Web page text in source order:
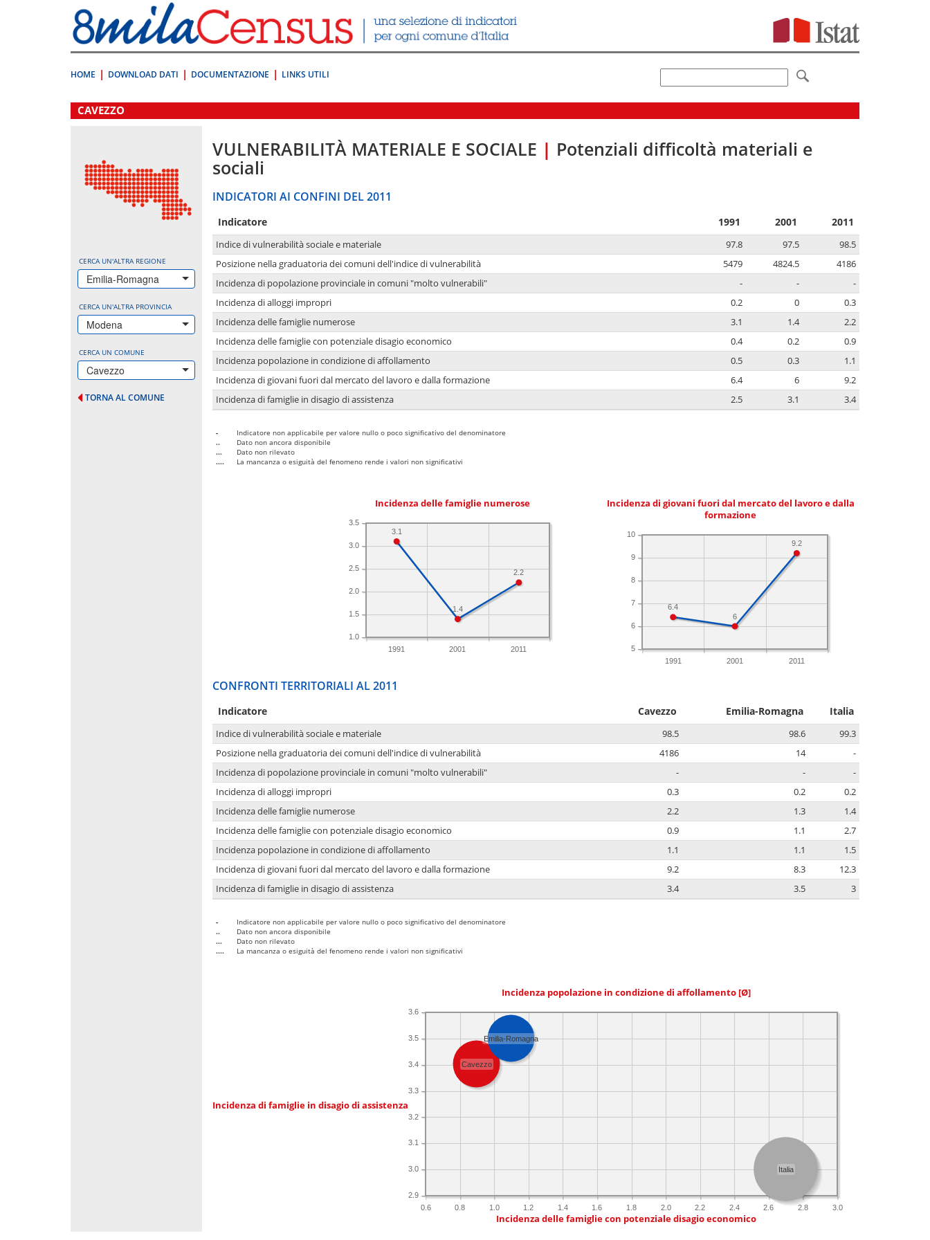
direttamente
a:
Contenuto
HOME DOWNLOAD DATI DOCUMENTAZIONE LINKS UTILI
.
CAVEZZO
CERCA UN'ALTRA REGIONE
Emilia-Romagna
CERCA UN'ALTRA PROVINCIA
Modena
CERCA UN COMUNE
Cavezzo
TORNA AL COMUNE
VULNERABILITÀ MATERIALE E SOCIALE | Potenziali difficoltà materiali e
sociali
INDICATORI AI CONFINI DEL 2011
Indicatore 1991 2001 2011
Indice di vulnerabilità sociale e materiale 97.8 97.5
98.5
Posizione nella graduatoria dei comuni dell'indice di vulnerabilità
5479 4824.5
4186
Incidenza di popolazione provinciale in comuni "molto vulnerabili"
- -
-
Incidenza di alloggi impropri
0.2 0
0.3
Incidenza delle famiglie numerose
3.1 1.4
2.2
Incidenza delle famiglie con potenziale disagio economico
0.4 0.2
0.9
Incidenza popolazione in condizione di affollamento
0.5 0.3
1.1
Incidenza di giovani fuori dal mercato del lavoro e dalla formazione
6.4 6
9.2
Incidenza di famiglie in disagio di assistenza
2.5 3.1 3.4
-
Indicatore non applicabile per valore nullo o poco significativo del denominatore
..
Dato non ancora disponibile
...
Dato non rilevato
....
La mancanza o esiguità del fenomeno rende i valori non significativi
Incidenza delle famiglie numerose
1991 2001 2011
1.0
1.5
2.0
2.5
3.0
3.5
2.2
1.4
3.1
Incidenza di giovani fuori dal mercato del lavoro e dalla
formazione
1991 2001 2011
5
6
7
8
9
10
9.2
6
6.4
CONFRONTI TERRITORIALI AL 2011
Indicatore Cavezzo Emilia-Romagna Italia
Indice di vulnerabilità sociale e materiale 98.5 98.6
99.3
Posizione nella graduatoria dei comuni dell'indice di vulnerabilità
4186 14
-
Incidenza di popolazione provinciale in comuni "molto vulnerabili"
- -
-
Incidenza di alloggi impropri
0.3 0.2
0.2
Incidenza delle famiglie numerose
2.2 1.3
1.4
Incidenza delle famiglie con potenziale disagio economico
0.9 1.1
2.7
Incidenza popolazione in condizione di affollamento
1.1 1.1
1.5
Incidenza di giovani fuori dal mercato del lavoro e dalla formazione
9.2 8.3
12.3
Incidenza di famiglie in disagio di assistenza
3.4 3.5 3
-
Indicatore non applicabile per valore nullo o poco significativo del denominatore
..
Dato non ancora disponibile
...
Dato non rilevato
....
La mancanza o esiguità del fenomeno rende i valori non significativi
Incidenza popolazione in condizione di affollamento [Ø]
Incidenza di famiglie in disagio di assistenza
0.6 0.8 1.0 1.2 1.4 1.6 1.8 2.0 2.2 2.4 2.6 2.8 3.0
2.9
3.0
3.1
3.2
3.3
3.4
3.5
3.6
Italia
Cavezzo
Emilia-Romagna
Incidenza delle famiglie con potenziale disagio economico